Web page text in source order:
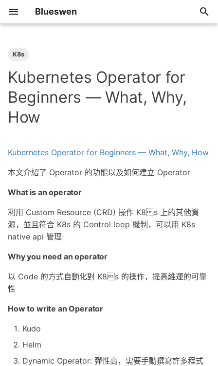
Blueswen
e
t
o
t
a
r
t
s
a
r
c
h
2025
2024
2020
Review
Share
K8s
Kubernetes Operator for
Beginners — What, Why,
How
Kubernetes Operator for Beginners — What, Why, How
本文介紹了 Operator 的功能以及如何建立 Operator
What is an operator
利用 Custom Resource (CRD) 操作 K8s 上的其他資
源，並且符合 K8s 的 Control loop 機制，可以用 K8s
native api 管理
Why you need an operator
以 Code 的方式自動化對 K8s 的操作，提高維運的可靠
性
How to write an Operator
Kudo
Helm
Dynamic Operator: 彈性高，需要手動撰寫許多程式